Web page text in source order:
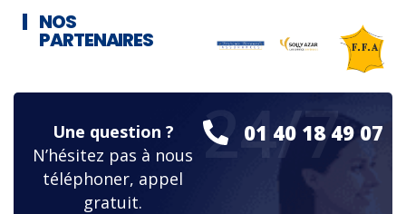
NOS
PARTENAIRES
Une question ?
N’hésitez pas à nous
téléphoner, appel
gratuit.
01 40 18 49 07
24/7